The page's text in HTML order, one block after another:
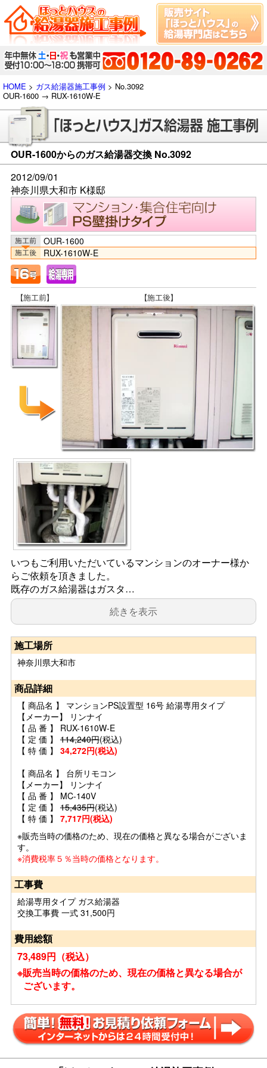
HOME > ガス給湯器施工事例 > No.3092
OUR-1600 → RUX-1610W-E
OUR-1600からのガス給湯器交換 No.3092
2012/09/01
神奈川県大和市 K様邸
OUR-1600
RUX-1610W-E
いつもご利用いただいているマンションのオーナー様か
らご依頼を頂きました。
既存のガス給湯器はガスタ…
続きを表示
施工場所
神奈川県大和市
商品詳細
【 商品名 】 マンションPS設置型 16号 給湯専用タイプ
【メーカー】 リンナイ
【 品 番 】 RUX-1610W-E
【 定 価 】 114,240円(税込)
【 特 価 】 34,272円(税込)
【 商品名 】 台所リモコン
【メーカー】 リンナイ
【 品 番 】 MC-140V
【 定 価 】 15,435円(税込)
【 特 価 】 7,717円(税込)
※販売当時の価格のため、現在の価格と異なる場合がございま
す。
※消費税率５％当時の価格となります。
工事費
給湯専用タイプ ガス給湯器
交換工事費 一式 31,500円
費用総額
73,489円（税込）
※販売当時の価格のため、現在の価格と異なる場合が
ございます。